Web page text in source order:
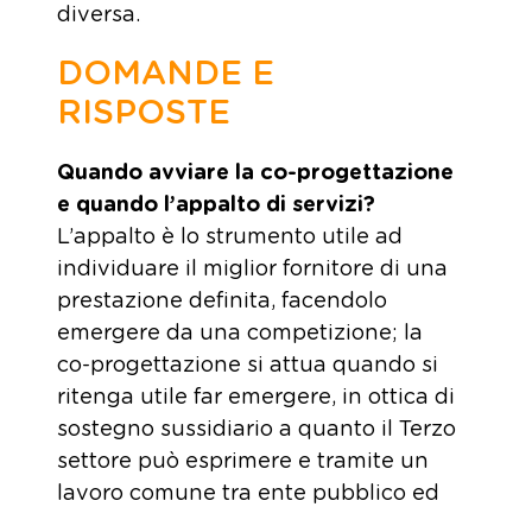
diversa.
DOMANDE E
RISPOSTE
Quando avviare la co-progettazione
e quando l’appalto di servizi?
L’appalto è lo strumento utile ad
individuare il miglior fornitore di una
prestazione definita, facendolo
emergere da una competizione; la
co-progettazione si attua quando si
ritenga utile far emergere, in ottica di
sostegno sussidiario a quanto il Terzo
settore può esprimere e tramite un
lavoro comune tra ente pubblico ed